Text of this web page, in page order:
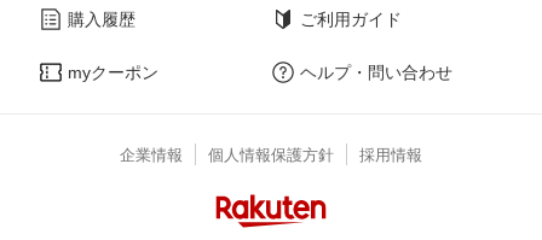
購入履歴
myクーポン
ご利用ガイド
ヘルプ・問い合わせ
企業情報 個人情報保護方針 採用情報